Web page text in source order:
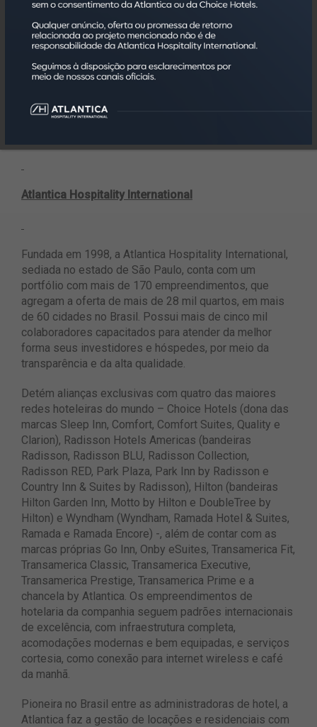
receber executivos e hóspedes que buscam conforto e
excelência no serviço”, destaca José Wilson dos
Santos, CEO do Vidam Hotel e responsável pelo
empreendimento.
Atlantica Hospitality International
Fundada em 1998, a Atlantica Hospitality International,
sediada no estado de São Paulo, conta com um
portfólio com mais de 170 empreendimentos, que
agregam a oferta de mais de 28 mil quartos, em mais
de 60 cidades no Brasil. Possui mais de cinco mil
colaboradores capacitados para atender da melhor
forma seus investidores e hóspedes, por meio da
transparência e da alta qualidade.
Detém alianças exclusivas com quatro das maiores
redes hoteleiras do mundo – Choice Hotels (dona das
marcas Sleep Inn, Comfort, Comfort Suites, Quality e
Clarion), Radisson Hotels Americas (bandeiras
Radisson, Radisson BLU, Radisson Collection,
Radisson RED, Park Plaza, Park Inn by Radisson e
Country Inn & Suites by Radisson), Hilton (bandeiras
Hilton Garden Inn, Motto by Hilton e DoubleTree by
Hilton) e Wyndham (Wyndham, Ramada Hotel & Suites,
Ramada e Ramada Encore) -, além de contar com as
marcas próprias Go Inn, Onby eSuites, Transamerica Fit,
Transamerica Classic, Transamerica Executive,
Transamerica Prestige, Transamerica Prime e a
chancela by Atlantica. Os empreendimentos de
hotelaria da companhia seguem padrões internacionais
de excelência, com infraestrutura completa,
acomodações modernas e bem equipadas, e serviços
cortesia, como conexão para internet wireless e café
da manhã.
Pioneira no Brasil entre as administradoras de hotel, a
Atlantica faz a gestão de locações e residenciais com